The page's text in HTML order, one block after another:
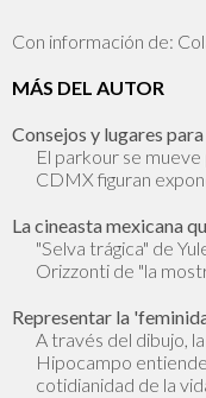
Con información de:
MÁS DEL AUTOR
Consejos y lugares
El parkour se
CDMX figuran
La cineasta mexicana
"Selva trágica" de
Orizzonti de "la
Representar la
A través del dibujo,
Hipocampo
cotidianidad de la